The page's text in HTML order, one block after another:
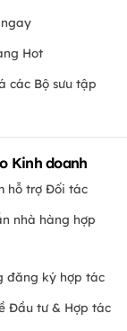
Hot
các Bộ sưu tập
Kinh doanh
hỗ trợ Đối tác
nhà hàng hợp
đăng ký hợp tác
Đầu tư & Hợp tác